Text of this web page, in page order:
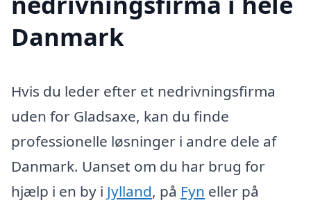
Danmark
Hvis du leder efter et nedrivningsfirma
uden for Gladsaxe, kan du finde
professionelle løsninger i andre dele af
Danmark. Uanset om du har brug for
hjælp i en by i Jylland, på Fyn eller på